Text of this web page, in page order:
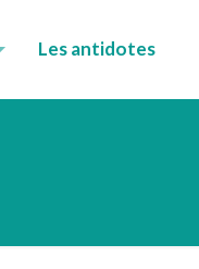
Les antidotes